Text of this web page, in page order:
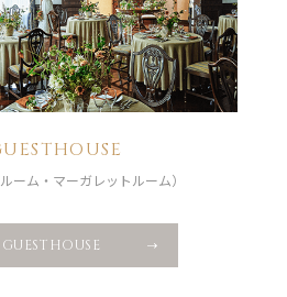
ーム・マーガレットルーム）